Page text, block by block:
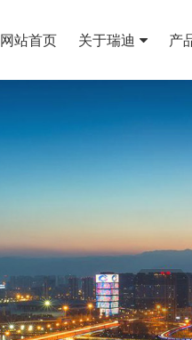
网站首页 关于瑞迪 产